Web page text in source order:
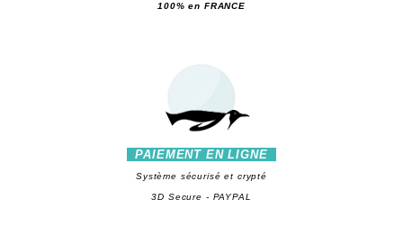
100% en FRANCE
PAIEMENT EN LIGNE
Système sécurisé et crypté
3D Secure - PAYPAL